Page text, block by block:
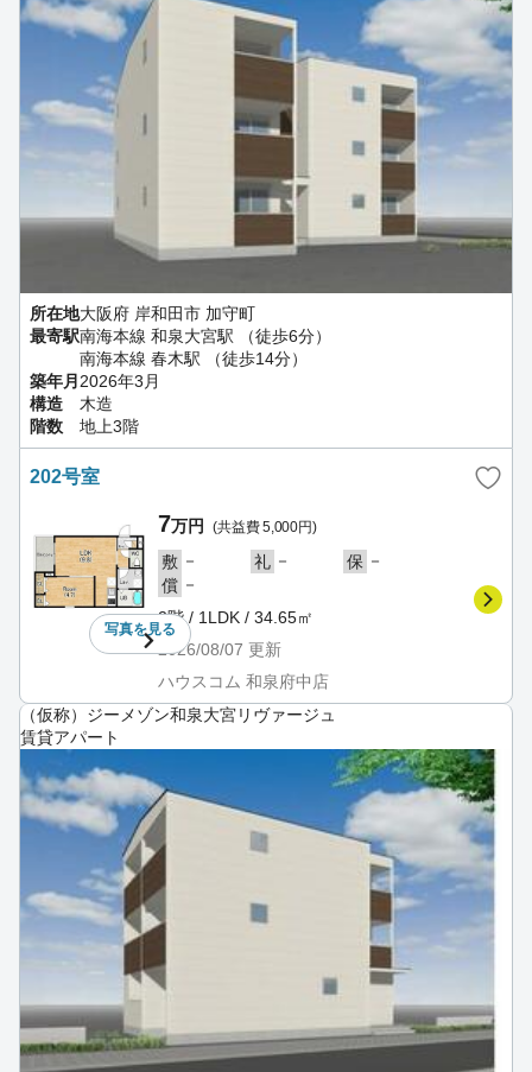
所在地大阪府 岸和田市 加守町
最寄駅南海本線 和泉大宮駅 （徒歩6分）
南海本線 春木駅 （徒歩14分）
築年月 2026年3月
構造
木造
階数
地上3階
202号室
写真を見る
7万円 (共益費 5,000円)
敷 － 礼 － 保 －
償 －
2階 / 1LDK / 34.65㎡
2026/08/07 更新
ハウスコム 和泉府中店
（仮称）ジーメゾン和泉大宮リヴァージュ
賃貸アパート